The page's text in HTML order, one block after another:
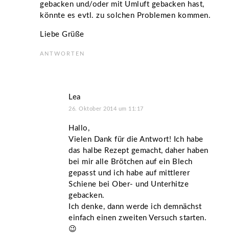
gebacken und/oder mit Umluft gebacken hast,
könnte es evtl. zu solchen Problemen kommen.
Liebe Grüße
ANTWORTEN
Lea
26. Oktober 2014 um 11:17
Hallo,
Vielen Dank für die Antwort! Ich habe
das halbe Rezept gemacht, daher haben
bei mir alle Brötchen auf ein Blech
gepasst und ich habe auf mittlerer
Schiene bei Ober- und Unterhitze
gebacken.
Ich denke, dann werde ich demnächst
einfach einen zweiten Versuch starten.
😉